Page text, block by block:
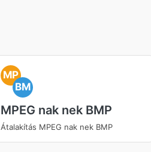
MP
BM
MPEG nak nek BMP
Átalakítás MPEG nak nek BMP